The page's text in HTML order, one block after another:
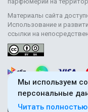
Мы используем
персональные
Читать полностью
Материалы сайта
Использование и
ссылки на
18+